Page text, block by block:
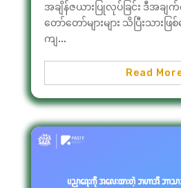
အချိန်ဇယားပြုလုပ်ခြင်း ဒီအခ
တော်တော်များများ သိပြီးသာ
ကျ...
Read